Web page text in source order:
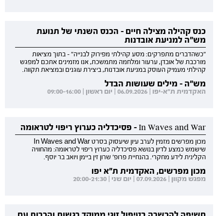
כנס קהילה מצילה חיים - הכנס השנתי של תנועת
מש"ה למניעת אובדנות
"כשהדברים מתפרקים: מסע קהילתי מפירוק לבנייה" - בתוך מציאות
מורכבת של אובדן, ערעור ומלחמה מתמשכת, אנו מזמינים אתכם למפגש
קהילתי מעמיק העוסק במניעת אובדנות, ביצירת עוגנים ובמציאת תקווה.
מש"ה - מילים שעושות הבדל
האקדמית ת"א-יפו | 06.09.2026 | יום ראשון | 09:00-16:00
In Waves and War - פסיכדליה כערוץ ריפוי לטראומה
מכון מפרשים מזמין לערב עיון שיעסוק בסרט In Waves and War
שישמש כמצע לדיון בנושא פסיכדליה כערוץ ריפוי לטראומה: מהחוויה
הקלינית לידע מחקרי. בהנחיית פרופ' שרון זין ביימן ויואב בר יוסף.
מכון מפרשים, האקדמית ת"א יפו
מפגש מקוון | 07.09.2026 | יום שני | 20:00-21:30